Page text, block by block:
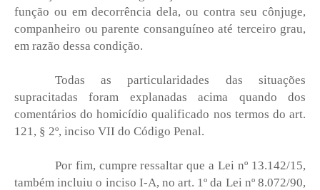
função ou em decorrência dela, ou contra seu cônjuge,
companheiro ou parente consanguíneo até terceiro grau,
em razão dessa condição.
Todas as particularidades das situações
supracitadas foram explanadas acima quando dos
comentários do homicídio qualificado nos termos do art.
121, § 2º, inciso VII do Código Penal.
Por fim, cumpre ressaltar que a Lei nº 13.142/15,
também incluiu o inciso I-A, no art. 1º da Lei nº 8.072/90,